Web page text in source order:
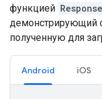
функцией
демонстрирующий
полученную для
Android iOS